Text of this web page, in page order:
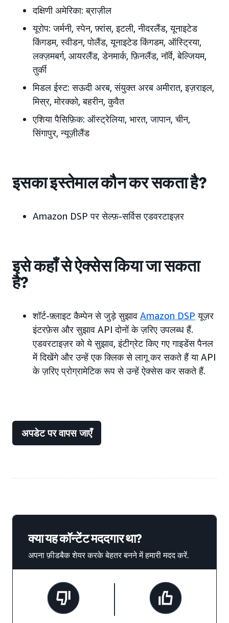
दक्षिणी अमेरिका: ब्राज़ील
यूरोप: जर्मनी, स्पेन, फ़्रांस, इटली, नीदरलैंड, यूनाइटेड
किंगडम, स्वीडन, पोलैंड, यूनाइटेड किंगडम, ऑस्ट्रिया,
लक्ज़मबर्ग, आयरलैंड, डेनमार्क, फ़िनलैंड, नॉर्वे, बेल्जियम,
तुर्की
मिडल ईस्ट: सऊदी अरब, संयुक्त अरब अमीरात, इज़राइल,
मिस्र, मोरक्को, बहरीन, कुवैत
एशिया पैसिफ़िक: ऑस्ट्रेलिया, भारत, जापान, चीन,
सिंगापुर, न्यूज़ीलैंड
इसका इस्तेमाल कौन कर सकता है?
Amazon DSP पर सेल्फ़-सर्विस एडवरटाइज़र
इसे कहाँ से ऐक्सेस किया जा सकता
है?
शॉर्ट-फ़्लाइट कैम्पेन से जुड़े सुझाव Amazon DSP यूज़र
इंटरफ़ेस और सुझाव API दोनों के ज़रिए उपलब्ध हैं.
एडवरटाइज़र को ये सुझाव, इंटीग्रेट किए गए गाइडेंस पैनल
में दिखेंगे और उन्हें एक क्लिक से लागू कर सकते हैं या API
के ज़रिए प्रोग्रामेटिक रूप से उन्हें ऐक्सेस कर सकते हैं.
अपडेट पर वापस जाएँ
क्या यह कॉन्टेंट मददगार था?
अपना फ़ीडबैक शेयर करके बेहतर बनने में हमारी मदद करें.